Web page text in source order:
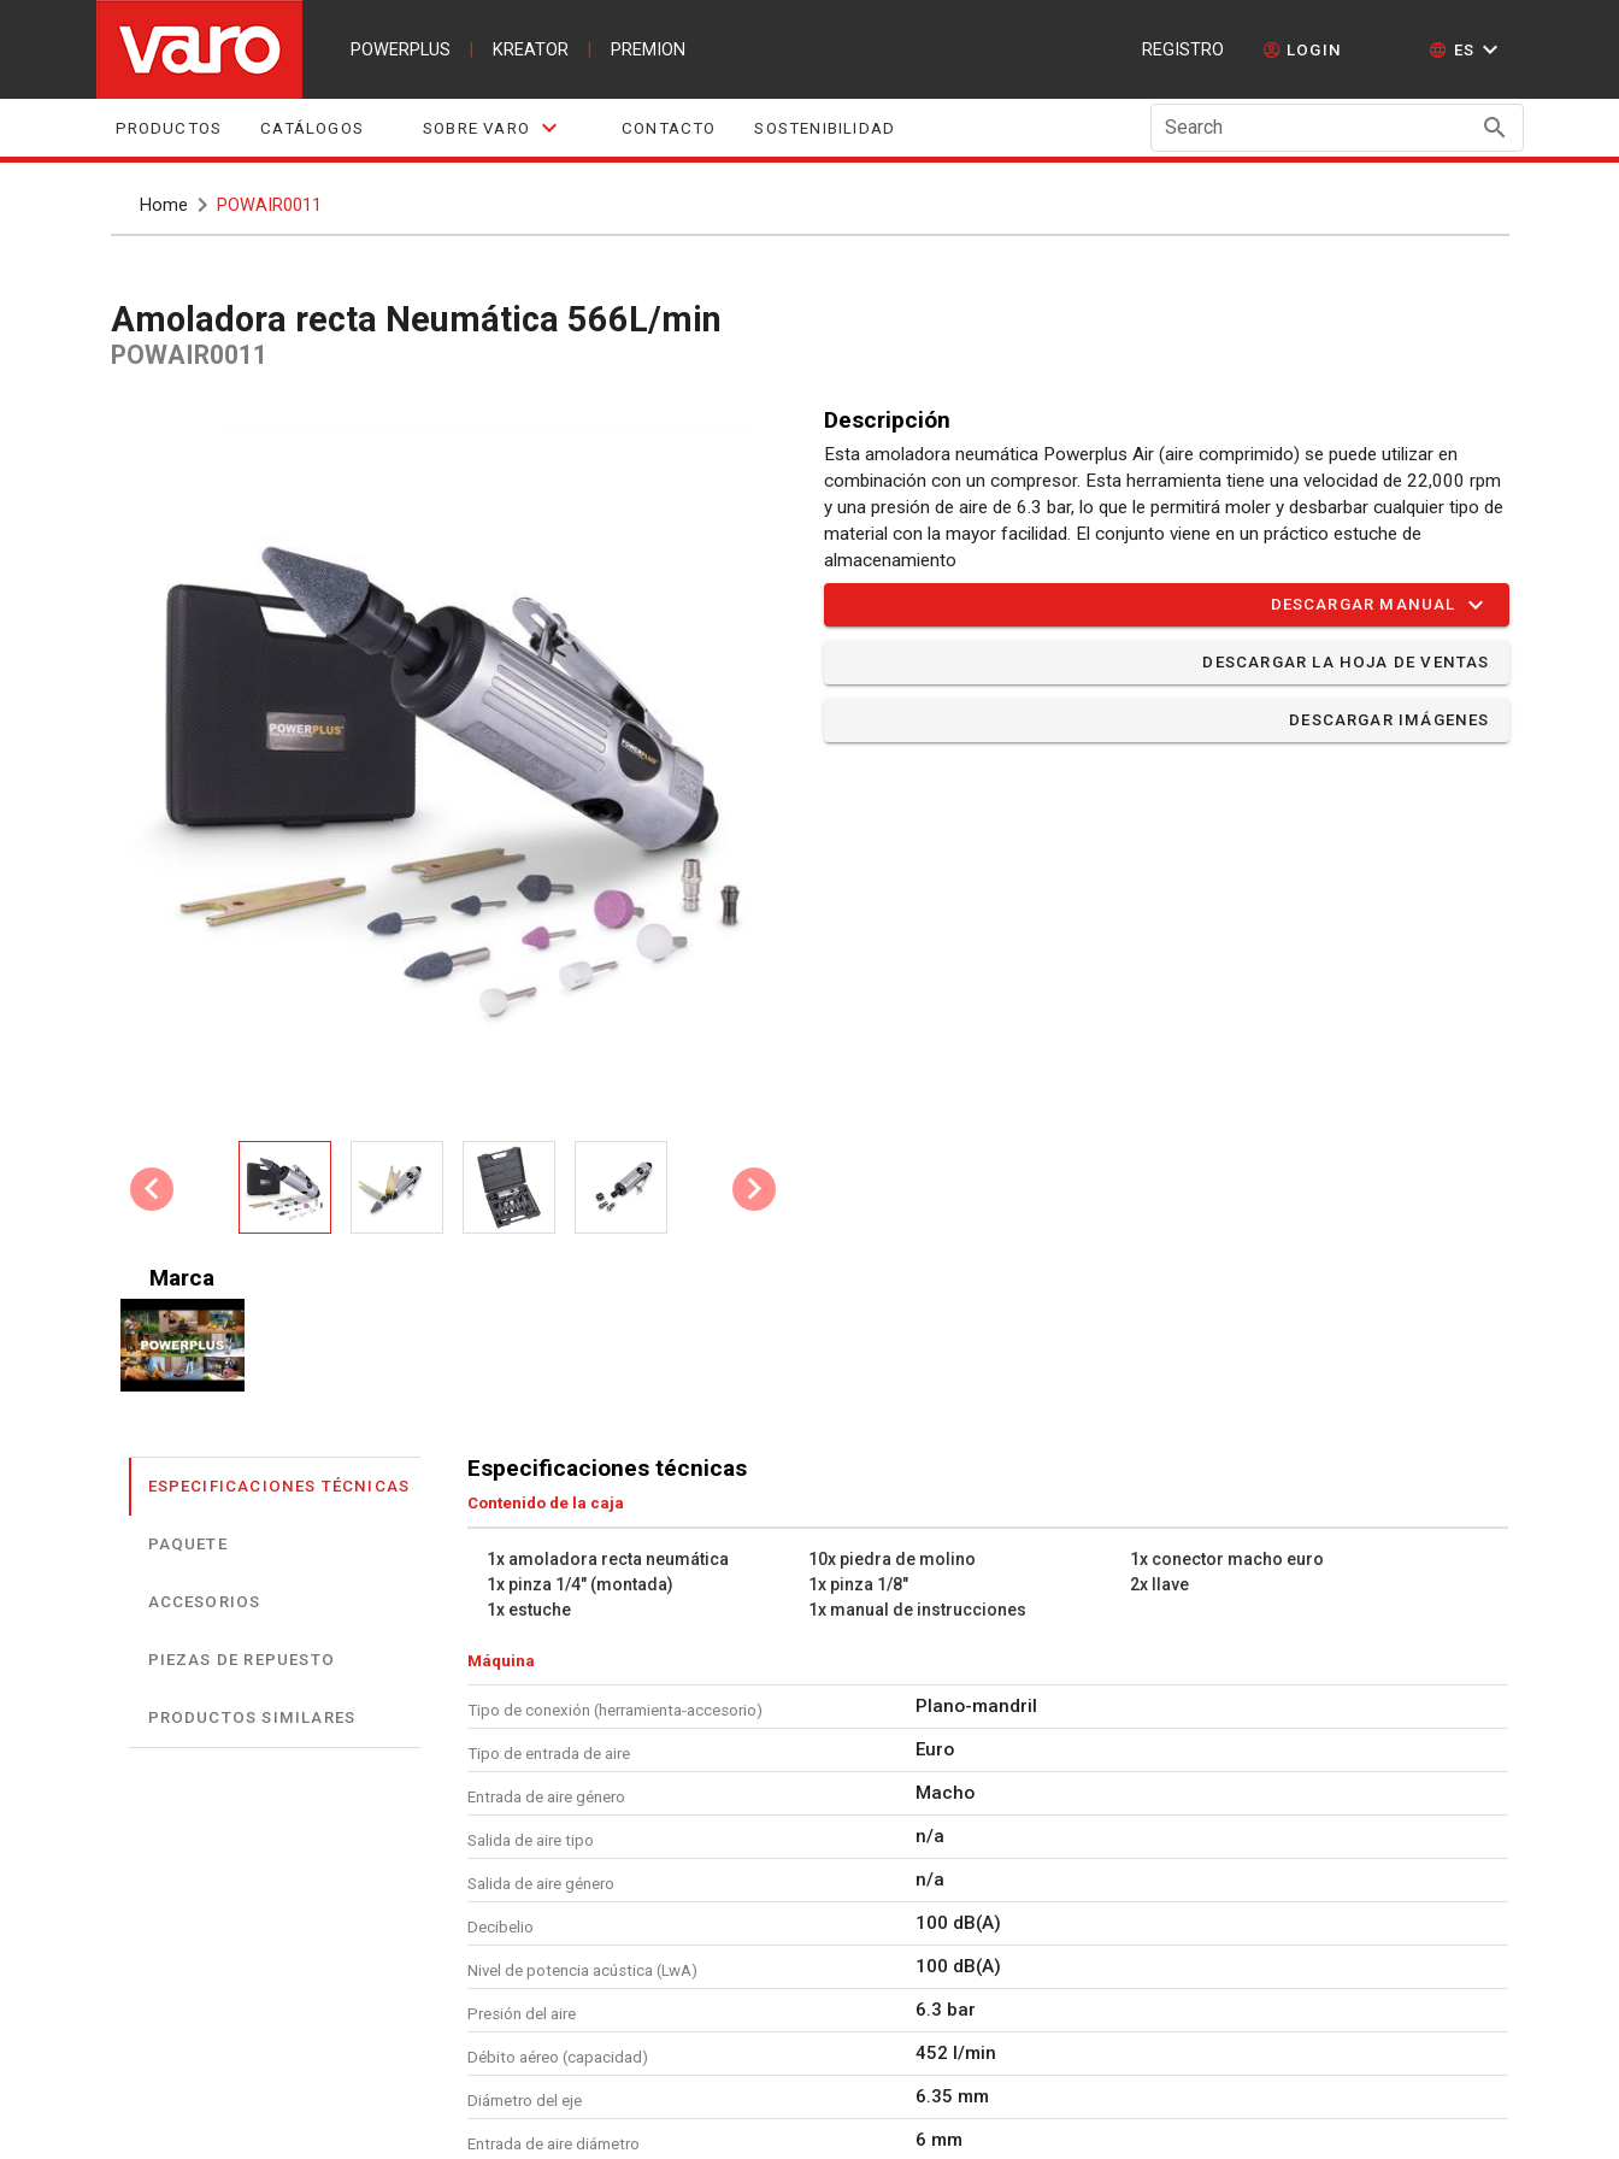
POWERPLUS KREATOR PREMION REGISTRO LOGIN ES
PRODUCTOS CATÁLOGOS SOBRE VARO CONTACTO SOSTENIBILIDAD Search
Home POWAIR0011
Amoladora recta Neumática 566L/min
POWAIR0011
Marca
Descripción
Esta amoladora neumática Powerplus Air (aire comprimido) se puede utilizar en
combinación con un compresor. Esta herramienta tiene una velocidad de 22,000 rpm
y una presión de aire de 6.3 bar, lo que le permitirá moler y desbarbar cualquier tipo de
material con la mayor facilidad. El conjunto viene en un práctico estuche de
almacenamiento
DESCARGAR MANUAL
DESCARGAR LA HOJA DE VENTAS
DESCARGAR IMÁGENES
ESPECIFICACIONES TÉCNICAS
PAQUETE
ACCESORIOS
PIEZAS DE REPUESTO
PRODUCTOS SIMILARES
Especificaciones técnicas
Contenido de la caja
1x amoladora recta neumática 10x piedra de molino
1x conector macho euro
1x pinza 1/4" (montada)
1x pinza 1/8"
2x llave
1x estuche
1x manual de instrucciones
Máquina
Tipo de conexión (herramienta-accesorio) Plano-mandril
Tipo de entrada de aire Euro
Entrada de aire género Macho
Salida de aire tipo n/a
Salida de aire género n/a
Decibelio 100 dB(A)
Nivel de potencia acústica (LwA) 100 dB(A)
Presión del aire 6.3 bar
Débito aéreo (capacidad) 452 l/min
Diámetro del eje 6.35 mm
Entrada de aire diámetro 6 mm